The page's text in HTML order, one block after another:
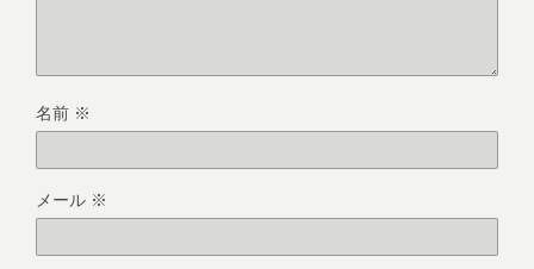
名前 ※
メール ※